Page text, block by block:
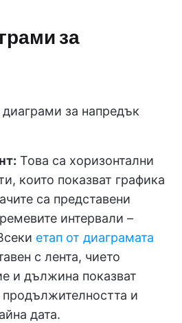
за
за напредък
Това са хоризонтални
които показват графика
са представени
интервали –
етап от диаграмата
с лента, чието
и дължина показват
продължителността и
дата.